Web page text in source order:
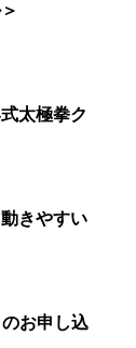
太極拳ク
きやすい
お申し込